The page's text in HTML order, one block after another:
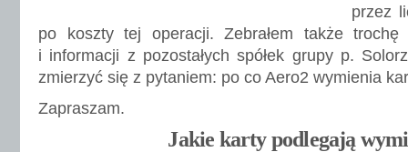
przez
po koszty tej operacji. Zebrałem także trochę
i informacji z pozostałych spółek grupy p.
zmierzyć się z pytaniem: po co Aero2 wymienia
Zapraszam.
Jakie karty podlegają